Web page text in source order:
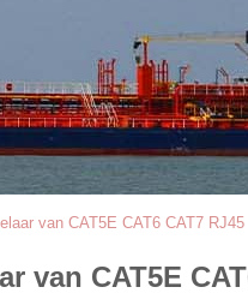
van CAT5E CAT6 CAT7 RJ45
van CAT5E